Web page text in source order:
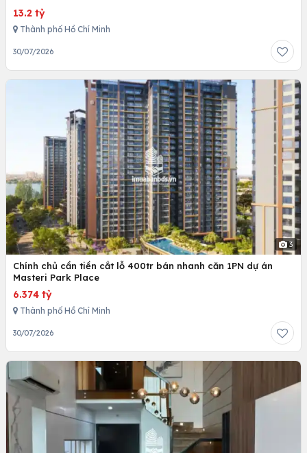
13.2 tỷ
Thành phố Hồ Chí Minh
30/07/2026
3
Chính chủ cần tiền cắt lỗ 400tr bán nhanh căn 1PN dự án
Masteri Park Place
6.374 tỷ
Thành phố Hồ Chí Minh
30/07/2026